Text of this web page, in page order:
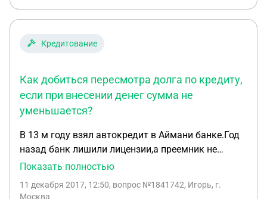
Кредитование
Как добиться пересмотра долга по кредиту,
если при внесении денег сумма не
уменьшается?
В 13 м году взял автокредит в Аймани банке.Год
назад банк лишили лицензии,а преемник не
назначен.Есть временный банк преемник-АСВ. В
возникли просрочки по кредиту.Пытался
Показать полностью
11 декабря 2017, 12:50, вопрос №1841742, Игорь, г.
Москва